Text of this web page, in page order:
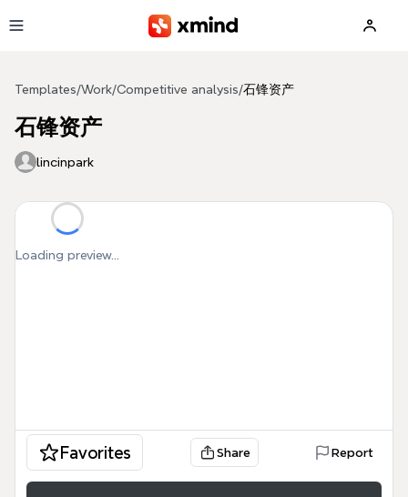
Templates/Work/Competitive analysis/石锋资产
石锋资产
lincinpark
Loading preview...
Favorites Share Report